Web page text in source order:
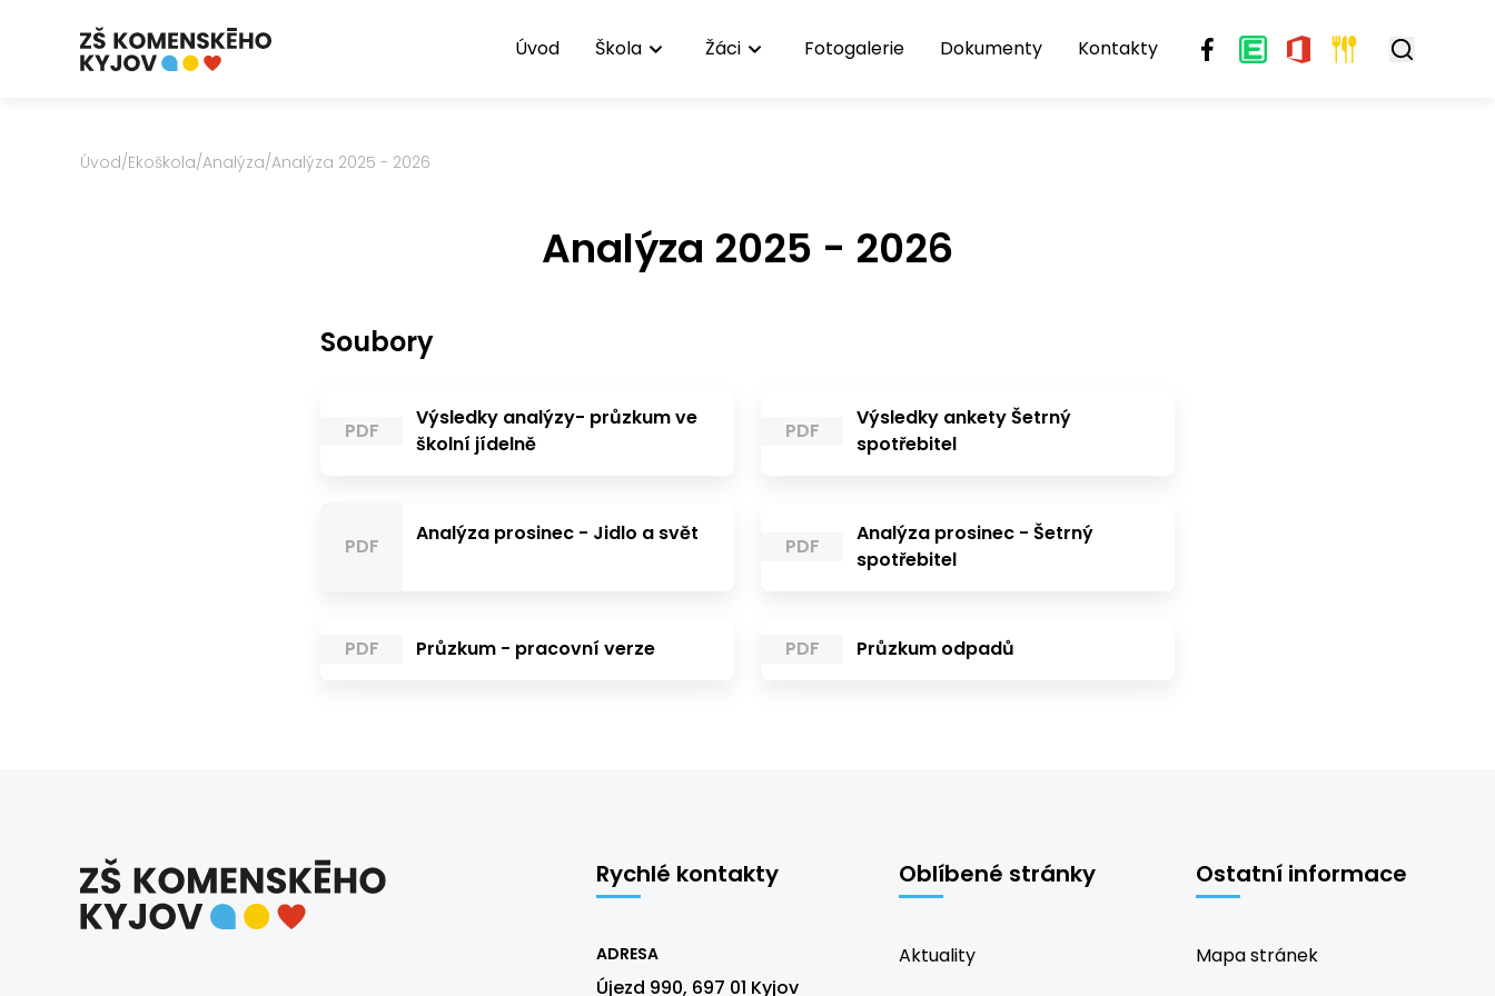
Úvod Škola Žáci Fotogalerie Dokumenty Kontakty
Úvod/Ekoškola/Analýza/Analýza 2025 - 2026
Analýza 2025 - 2026
Soubory
PDF
Výsledky analýzy- průzkum ve
školní jídelně
PDF
Výsledky ankety Šetrný
spotřebitel
PDF
Analýza prosinec - Jidlo a svět
PDF
Analýza prosinec - Šetrný
spotřebitel
PDF Průzkum - pracovní verze PDF Průzkum odpadů
Rychlé kontakty
ADRESA
Újezd 990, 697 01 Kyjov
Oblíbené stránky
Aktuality
Ostatní informace
Mapa stránek